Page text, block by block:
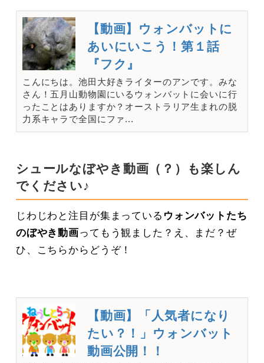
【動画】ウォンバットに
あいにいこう！第１話
『フク』
こんにちは。池田大好きライターのアンです。みな
さん！五月山動物園にいるウォンバットに会いに行
ったことはありますか？オーストラリア生まれの脱
力系キャラで全国にファ...
シュールなぼやき動画（？）も楽しん
でください♪
じわじわと注目が集まっている ウォンバットたち
のぼやき動画ってもう観ました？え、まだ？ぜ
ひ、こちらからどうぞ！
【動画】「人気者になり
たい？！」ウォンバット
動画公開！！